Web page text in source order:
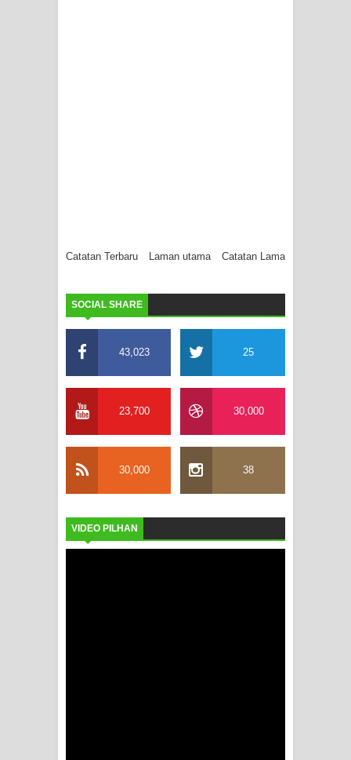
Catatan Terbaru Catatan Lama
Laman utama
SOCIAL SHARE
43,023 25
23,700 30,000
30,000 38
VIDEO PILHAN